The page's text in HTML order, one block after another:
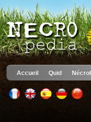
Accueil Quid